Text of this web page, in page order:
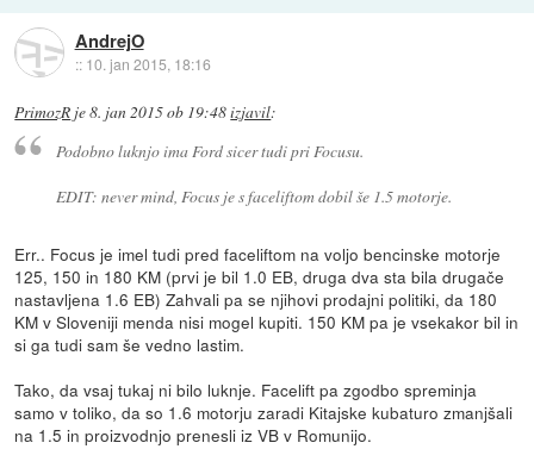
AndrejO
:: 10. jan 2015, 18:16
PrimozR je8. jan 2015 ob 19:48izjavil:
Podobno luknjo ima Ford sicer tudi pri Focusu.
EDIT: never mind, Focus je s faceliftom dobil še 1.5 motorje.
Err.. Focus je imel tudi pred faceliftom na voljo bencinske motorje
125, 150 in 180 KM (prvi je bil 1.0 EB, druga dva sta bila drugače
nastavljena 1.6 EB) Zahvali pa se njihovi prodajni politiki, da 180
KM v Sloveniji menda nisi mogel kupiti. 150 KM pa je vsekakor bil in
si ga tudi sam še vedno lastim.
Tako, da vsaj tukaj ni bilo luknje. Facelift pa zgodbo spreminja
samo v toliko, da so 1.6 motorju zaradi Kitajske kubaturo zmanjšali
na 1.5 in proizvodnjo prenesli iz VB v Romunijo.